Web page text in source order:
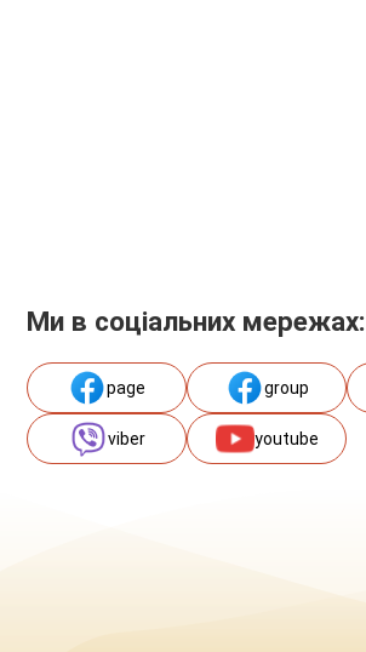
Ми в соціальних мережах:
page group
viber youtube